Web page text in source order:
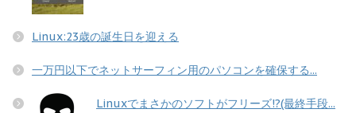
Linux:23歳の誕生日を迎える
一万円以下でネットサーフィン用のパソコンを確保する...
Linuxでまさかのソフトがフリーズ!?(最終手段...